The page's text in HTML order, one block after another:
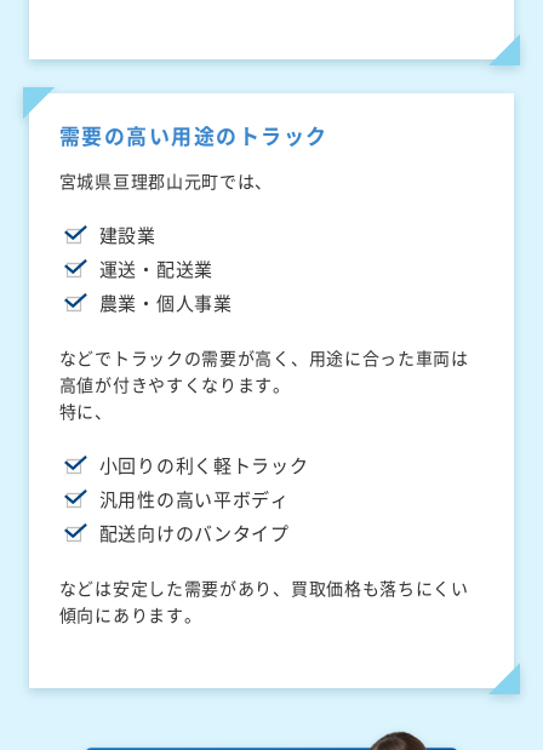
需要の高い用途のトラック
宮城県亘理郡山元町では、
建設業
運送・配送業
農業・個人事業
などでトラックの需要が高く、用途に合った車両は
高値が付きやすくなります。
特に、
小回りの利く軽トラック
汎用性の高い平ボディ
配送向けのバンタイプ
などは安定した需要があり、買取価格も落ちにくい
傾向にあります。